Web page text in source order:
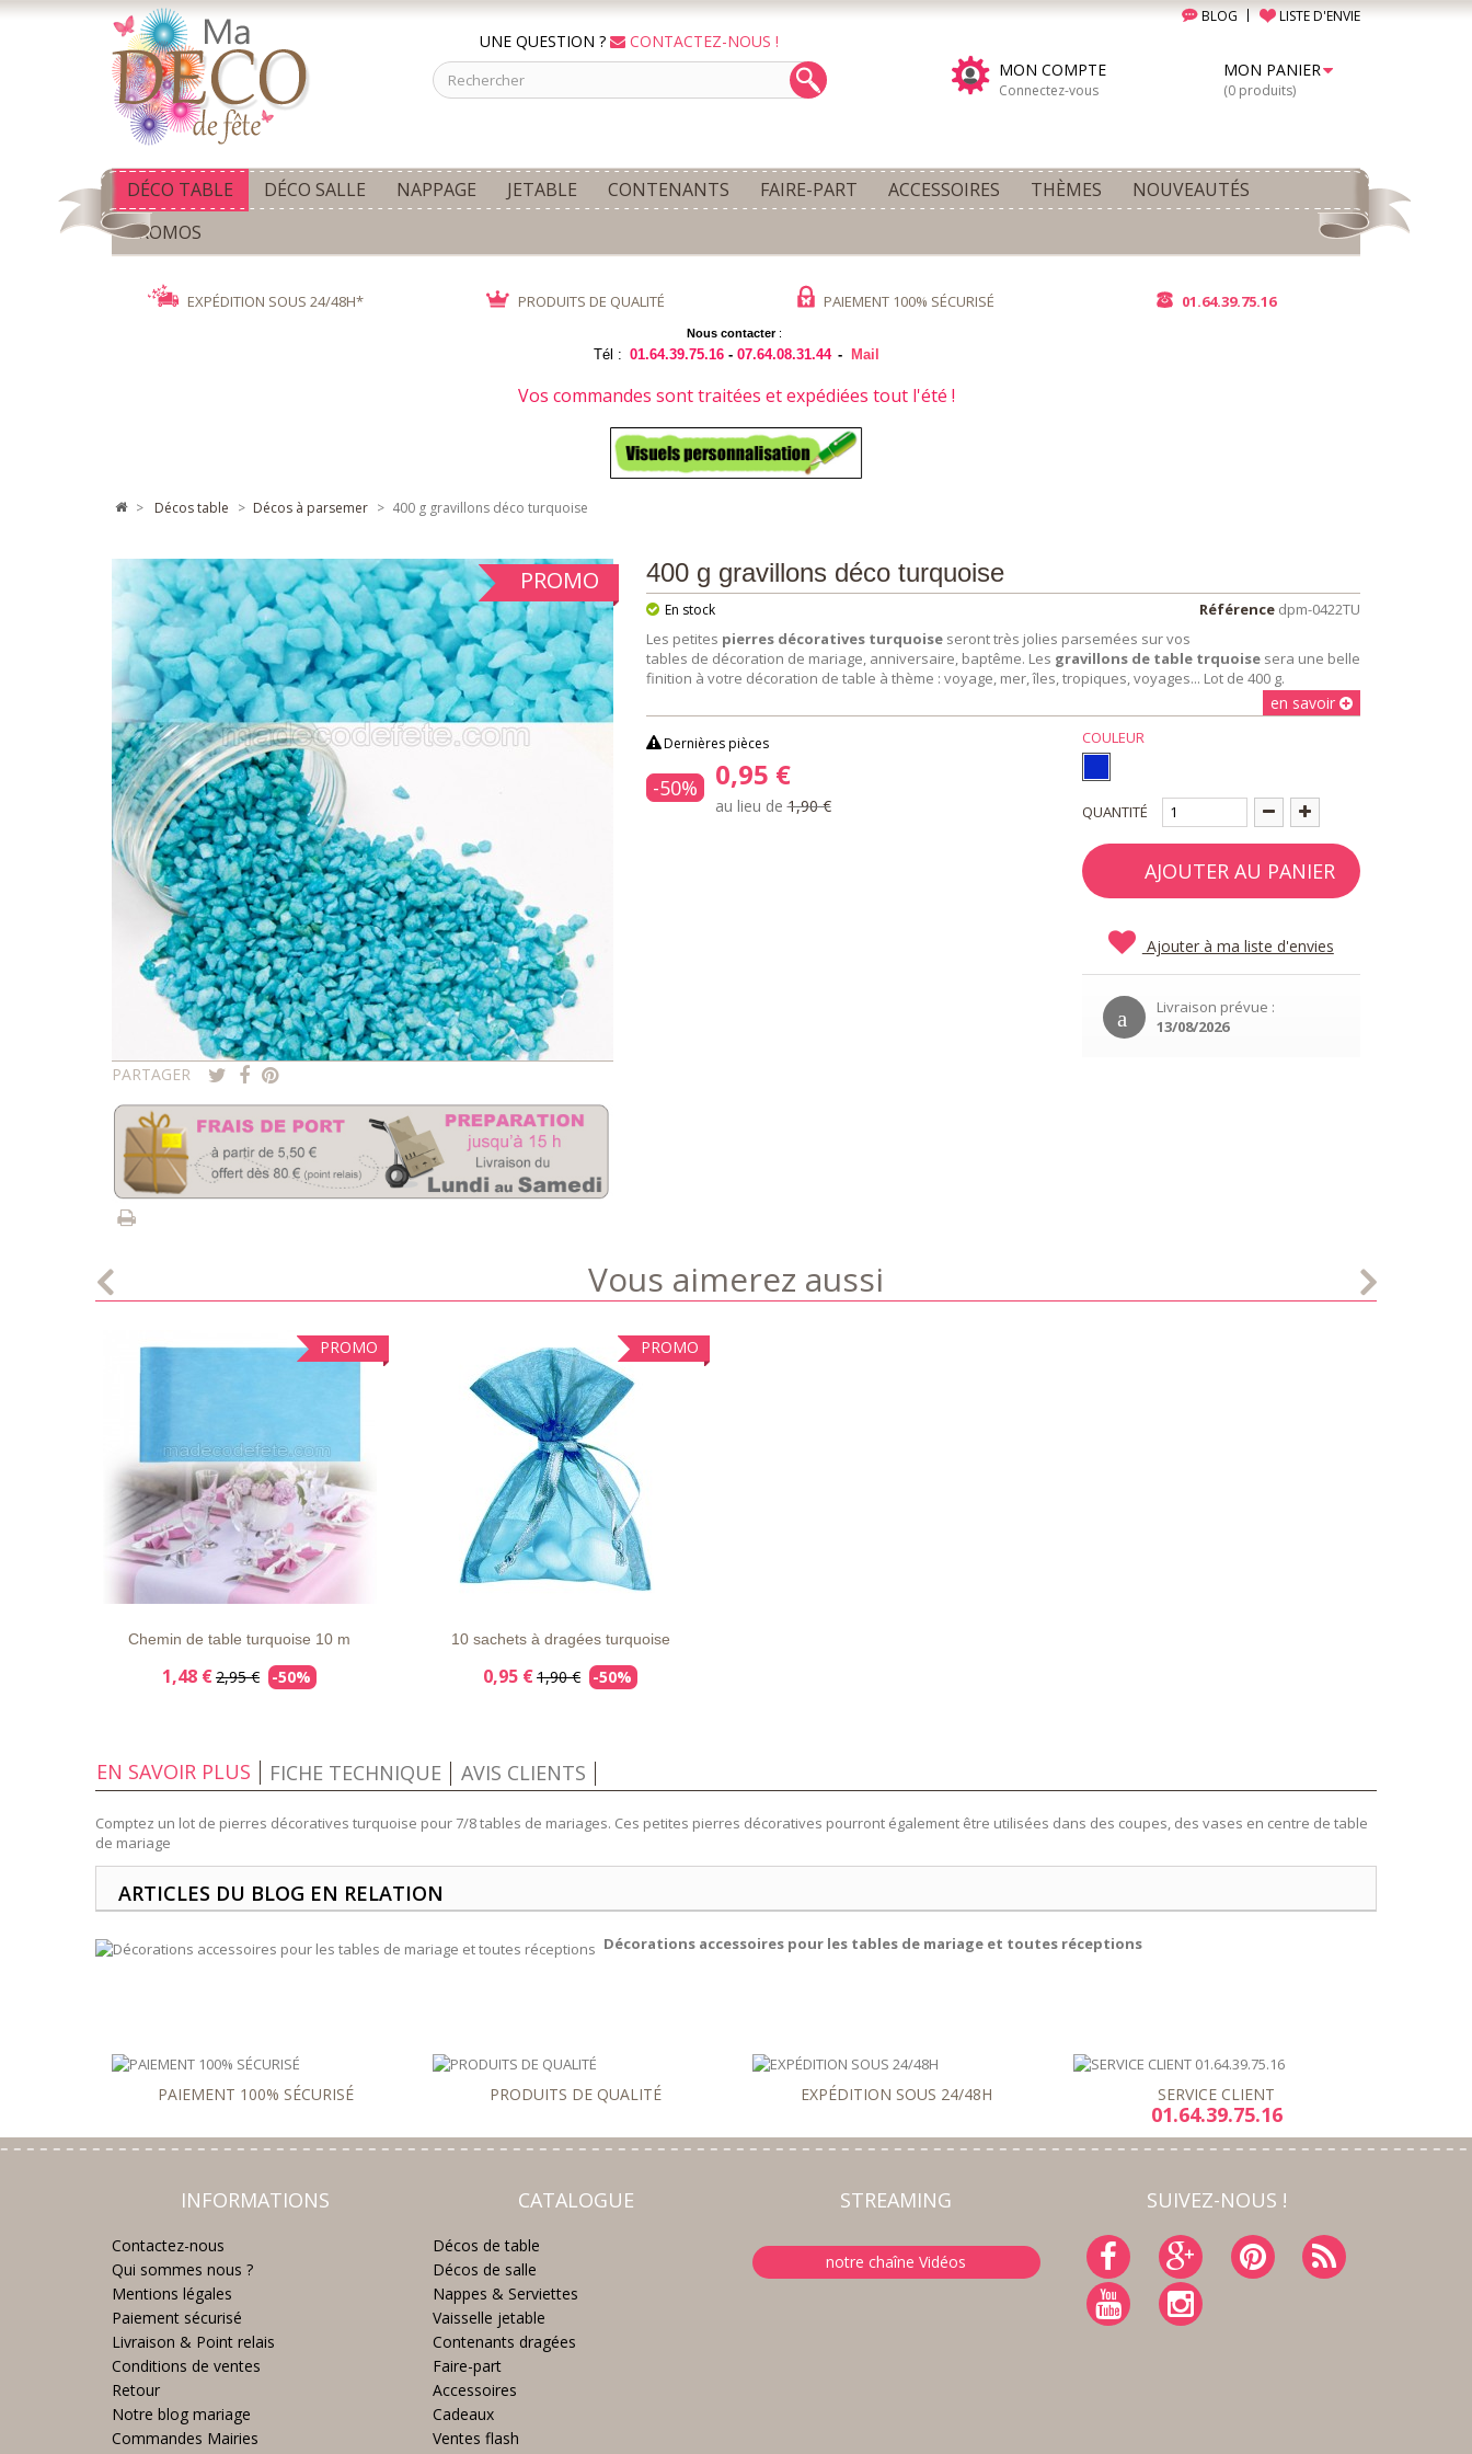
BLOG LISTE D'ENVIE
UNE QUESTION ?
CONTACTEZ-NOUS !
MON COMPTE
Connectez-vous
MON PANIER
(0 produits)
DÉCO TABLE DÉCO SALLE NAPPAGE JETABLE CONTENANTS FAIRE-PART ACCESSOIRES THÈMES
NOUVEAUTÉS
PROMOS
EXPÉDITION SOUS 24/48H* PRODUITS DE QUALITÉ PAIEMENT 100% SÉCURISÉ 01.64.39.75.16
Nous contacter:
Tél : 01.64.39.75.16 -07.64.08.31.44 - Mail
Vos commandes sont traitées et expédiées tout l'été !
> décos table > décos à parsemer > 400 g gravillons déco turquoise
PROMO
PARTAGER
400 g gravillons déco turquoise
Référence dpm-0422TU
En stock
Les petites pierres décoratives turquoiseseront très jolies parsemées sur vos
tables de décoration de mariage, anniversaire, baptême. Les gravillons de table trquoisesera une belle
finition à votre décoration de table à thème : voyage, mer, îles, tropiques, voyages... Lot de 400 g.
en savoir
Dernières pièces
-50% 0,95 €
au lieu de1,90 € QUANTITÉ
AJOUTER AU PANIER
Ajouter à ma liste d'envies
Livraison prévue :
13/08/2026
Vous aimerez aussi
PROMO
LISTE
APERÇU
RAPIDE
DÉTAILS
Chemin de table turquoise 10 m
1,48 €2,95 € -50%
PROMO
LISTE
APERÇU
DÉTAILS
10 sachets à dragées turquoise
0,95 €1,90 € -50%
EN SAVOIR PLUS FICHE TECHNIQUE AVIS CLIENTS
Comptez un lot de pierres décoratives turquoise pour 7/8 tables de mariages. Ces petites pierres décoratives pourront également être utilisées dans des coupes, des vases en centre de table
de mariage
ARTICLES DU BLOG EN RELATION
Décorations accessoires pour les tables de mariage et toutes réceptions
PAIEMENT 100% SÉCURISÉ PRODUITS DE QUALITÉ EXPÉDITION SOUS 24/48H SERVICE CLIENT
01.64.39.75.16
INFORMATIONS
Contactez-nous
Qui sommes nous ?
Mentions légales
Paiement sécurisé
Livraison & Point relais
Conditions de ventes
Retour
Notre blog mariage
Commandes Mairies
CATALOGUE
Décos de table
Décos de salle
Nappes & Serviettes
Vaisselle jetable
Contenants dragées
Faire-part
Accessoires
Cadeaux
Ventes flash
STREAMING
notre chaîne Vidéos
SUIVEZ-NOUS !